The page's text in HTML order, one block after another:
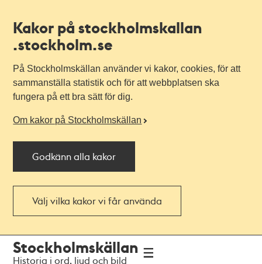
Kakor på stockholmskallan
.stockholm.se
På Stockholmskällan använder vi kakor, cookies, för att
sammanställa statistik och för att webbplatsen ska
fungera på ett bra sätt för dig.
Om kakor på Stockholmskällan
Godkänn alla kakor
Välj vilka kakor vi får använda
navigationen
huvudinnehållet
Stockholmskällan
Historia i ord, ljud och bild